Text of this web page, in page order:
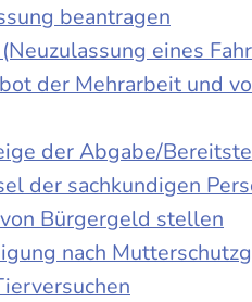
beantragen
eines
der Mehrarbeit und
der Abgabe/
der sachkundigen
Bürgergeld stellen
nach